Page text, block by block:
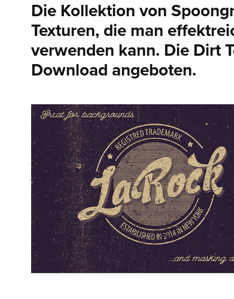
Die Kollektion von
Texturen, die man
verwenden kann. Die Dirt
Download angeboten.